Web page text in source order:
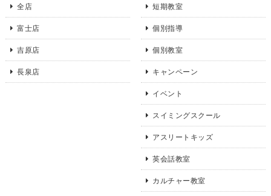
全店
富士店
吉原店
長泉店
短期教室
個別指導
個別教室
キャンペーン
イベント
スイミングスクール
アスリートキッズ
英会話教室
カルチャー教室